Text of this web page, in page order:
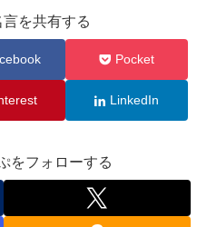
を共有する
Pocket
LinkedIn
をフォローする